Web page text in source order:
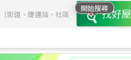
開始搜尋
找好屋